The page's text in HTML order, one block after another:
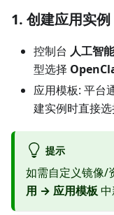
1. 创建应用实例
控制台 人工智
型选择
应用模板: 平台
建实例时直接选
提示
如需自定义镜像/
用 → 应用模板中